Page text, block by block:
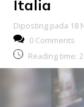
Italia
Diposting pada 18
0 Comments
Reading time: 2